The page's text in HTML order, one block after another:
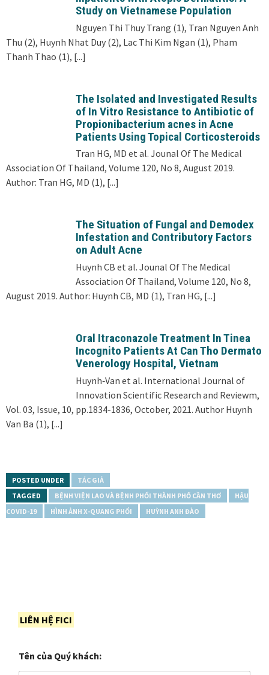
Study on Vietnamese Population
Nguyen Thi Thuy Trang (1), Tran Nguyen Anh
Thu (2), Huynh Nhat Duy (2), Lac Thi Kim Ngan (1), Pham
Thanh Thao (1), [...]
The Isolated and Investigated Results
of In Vitro Resistance to Antibiotic of
Propionibacterium acnes in Acne
Patients Using Topical Corticosteroids
Tran HG, MD et al. Jounal Of The Medical
Association Of Thailand, Volume 120, No 8, August 2019.
Author: Tran HG, MD (1), [...]
The Situation of Fungal and Demodex
Infestation and Contributory Factors
on Adult Acne
Huynh CB et al. Jounal Of The Medical
Association Of Thailand, Volume 120, No 8,
August 2019. Author: Huynh CB, MD (1), Tran HG, [...]
Oral Itraconazole Treatment In Tinea
Incognito Patients At Can Tho Dermato
Venerology Hospital, Vietnam
Huynh‑Van et al. International Journal of
Innovation Scientific Research and Reviewm,
Vol. 03, Issue, 10, pp.1834-1836, October, 2021. Author Huynh
Van Ba (1), [...]
POSTED UNDER
TÁC GIẢ
TAGGED
BỆNH VIỆN LAO VÀ BỆNH PHỔI THÀNH PHỐ CẦN THƠ
HẬU
COVID-19
HÌNH ẢNH X-QUANG PHỔI HUỲNH ANH ĐÀO
LIÊN HỆ FICI
Tên của Quý khách: